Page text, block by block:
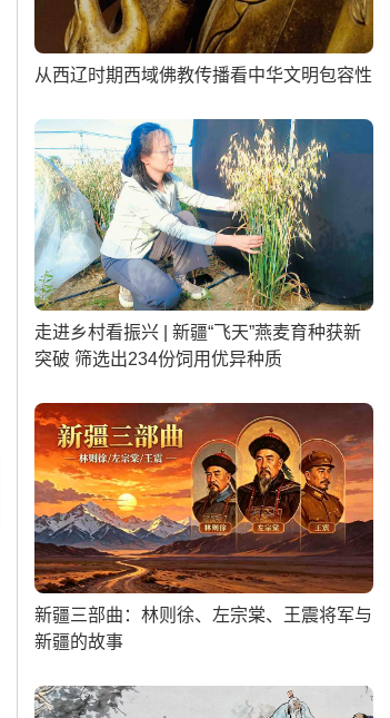
从西辽时期西域佛教传播看中华文明包容性
走进乡村看振兴 | 新疆“飞天”燕麦育种获新
突破 筛选出234份饲用优异种质
新疆三部曲：林则徐、左宗棠、王震将军与
新疆的故事